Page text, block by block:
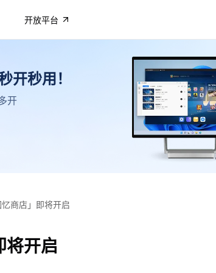
开放平台
开秒用！
开
忆商店」即将开启
将开启